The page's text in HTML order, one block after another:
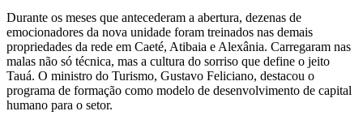
Durante os meses que antecederam a abertura, dezenas de
emocionadores da nova unidade foram treinados nas demais
propriedades da rede em Caeté, Atibaia e Alexânia. Carregaram nas
malas não só técnica, mas a cultura do sorriso que define o jeito
Tauá. O ministro do Turismo, Gustavo Feliciano, destacou o
programa de formação como modelo de desenvolvimento de capital
humano para o setor.